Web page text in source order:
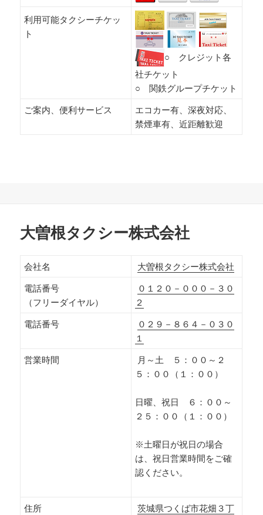
利用可能タクシーチケッ
ト
○ クレジット各
社チケット
○ 関鉄グループチケット
ご案内、便利サービス
エコカー有、深夜対応、
禁煙車有、近距離歓迎
大曽根タクシー株式会社
会社名
大曽根タクシー株式会社
電話番号
（フリーダイヤル）
０１２０－０００－３０
２
電話番号
０２９－８６４－０３０
１
営業時間
月～土 ５：００～２
５：００（１：００）
日曜、祝日 ６：００～
２５：００（１：００）
※土曜日が祝日の場合
は、祝日営業時間をご確
認ください。
住所
茨城県つくば市花畑３丁